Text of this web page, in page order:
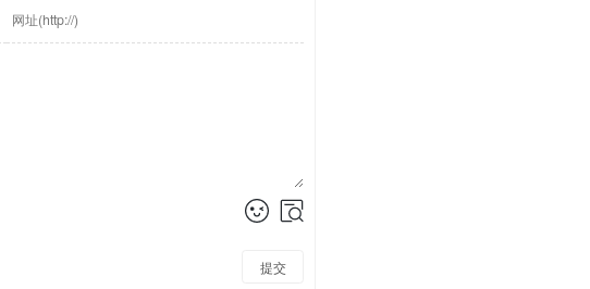
提交